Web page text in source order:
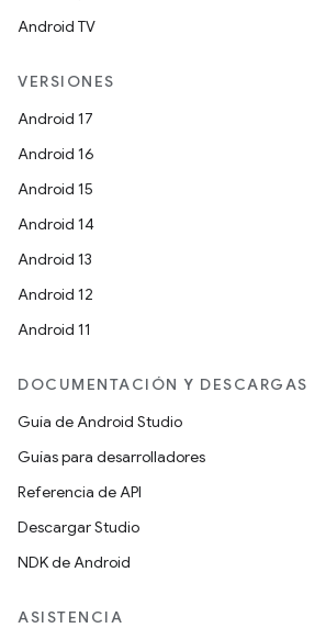
Android TV
VERSIONES
Android 17
Android 16
Android 15
Android 14
Android 13
Android 12
Android 11
DOCUMENTACIÓN Y DESCARGAS
Guía de Android Studio
Guías para desarrolladores
Referencia de API
Descargar Studio
NDK de Android
ASISTENCIA